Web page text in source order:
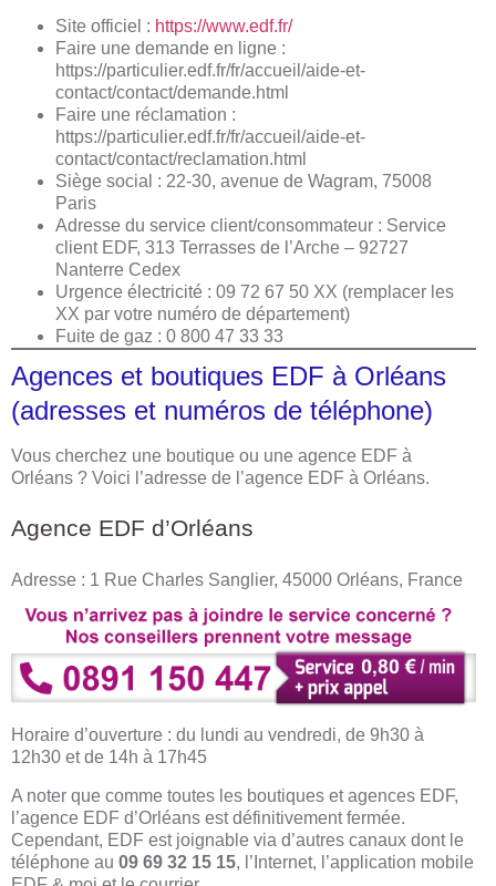
Site officiel : https://www.edf.fr/
Faire une demande en ligne :
https://particulier.edf.fr/fr/accueil/aide-et-
contact/contact/demande.html
Faire une réclamation :
https://particulier.edf.fr/fr/accueil/aide-et-
contact/contact/reclamation.html
Siège social : 22-30, avenue de Wagram, 75008
Paris
Adresse du service client/consommateur : Service
client EDF, 313 Terrasses de l’Arche – 92727
Nanterre Cedex
Urgence électricité : 09 72 67 50 XX (remplacer les
XX par votre numéro de département)
Fuite de gaz : 0 800 47 33 33
Agences et boutiques EDF à Orléans
(adresses et numéros de téléphone)
Vous cherchez une boutique ou une agence EDF à
Orléans ? Voici l’adresse de l’agence EDF à Orléans.
Agence EDF d’Orléans
Adresse : 1 Rue Charles Sanglier, 45000 Orléans, France
Horaire d’ouverture : du lundi au vendredi, de 9h30 à
12h30 et de 14h à 17h45
A noter que comme toutes les boutiques et agences EDF,
l’agence EDF d’Orléans est définitivement fermée.
Cependant, EDF est joignable via d’autres canaux dont le
téléphone au 09 69 32 15 15, l’Internet, l’application mobile